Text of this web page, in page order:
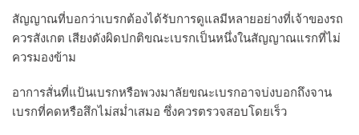
สัญญาณที่บอกว่าเบรกต้องได้รับการดูแลมีหลายอย่างที่เจ้าของรถ
ควรสังเกต เสียงดังผิดปกติขณะเบรกเป็นหนึ่งในสัญญาณแรกที่ไม่
ควรมองข้าม
อาการสั่นที่แป้นเบรกหรือพวงมาลัยขณะเบรกอาจบ่งบอกถึงจาน
เบรกที่คดหรือสึกไม่สม่ำเสมอ ซึ่งควรตรวจสอบโดยเร็ว